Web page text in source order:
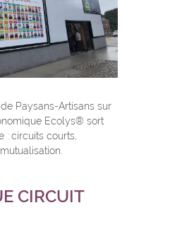
Paysans-Artisans sur
Ecolys® sort
: circuits courts,
CIRCUIT